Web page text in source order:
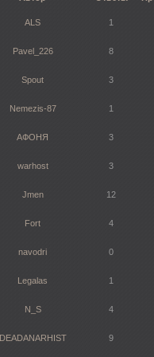
ALS 1
Pavel_226 8
Spout 3
Nemezis-87 1
АФОНЯ 3
warhost 3
Jmen 12
Fort 4
navodri 0
Legalas 1
N_S 4
9